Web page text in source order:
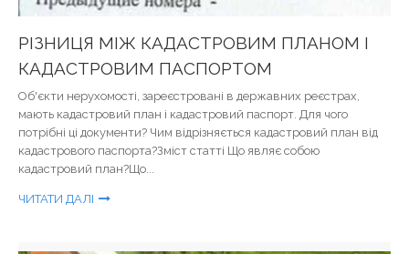
РІЗНИЦЯ МІЖ КАДАСТРОВИМ ПЛАНОМ І
КАДАСТРОВИМ ПАСПОРТОМ
Об'єкти нерухомості, зареєстровані в державних реєстрах,
мають кадастровий план і кадастровий паспорт. Для чого
потрібні ці документи? Чим відрізняється кадастровий план від
кадастрового паспорта?Зміст статті Що являє собою
кадастровий план?Що...
ЧИТАТИ ДАЛІ